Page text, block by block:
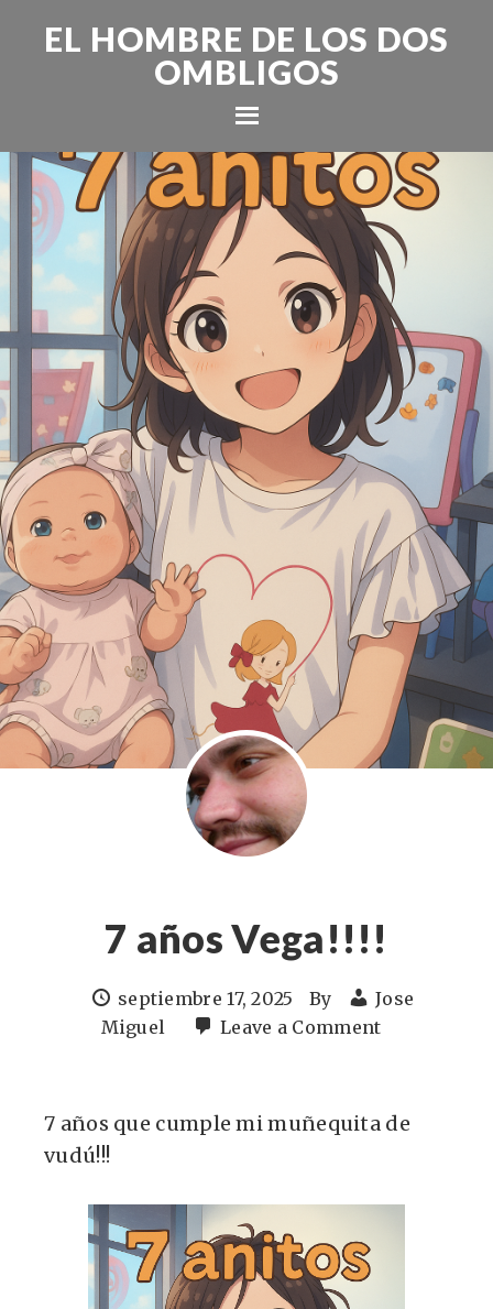
EL HOMBRE DE LOS DOS
OMBLIGOS
7 años Vega!!!!
septiembre 17, 2025 By
Jose
Miguel
Leave a Comment
7 años que cumple mi muñequita de
vudú!!!